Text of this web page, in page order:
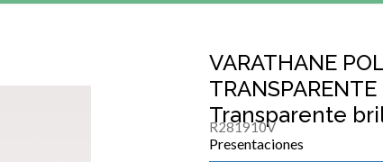
VARATHANE
Transparente
R281910V
Presentaciones